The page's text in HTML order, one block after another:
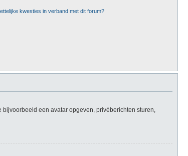
kwesties in verband met dit forum?
een avatar opgeven, privéberichten sturen,